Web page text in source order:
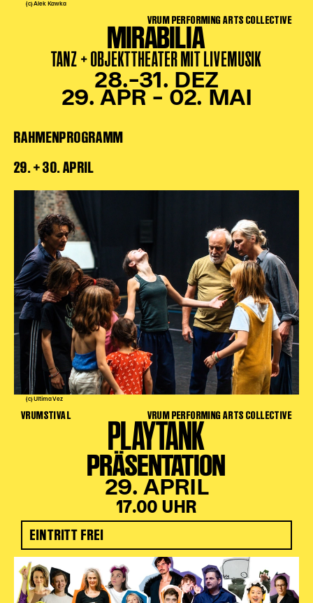
(c) Alek Kawka
VRUM PERFORMING ARTS COLLECTIVE
MIRABILIA
TANZ + OBJEKTTHEATER MIT LIVEMUSIK
28.–31. DEZ
29. APR – 02. MAI
RAHMENPROGRAMM
29. + 30. APRIL
(c) Ultima Vez
VRUMSTIVAL VRUM PERFORMING ARTS COLLECTIVE
PLAYTANK
PRÄSENTATION
29. APRIL
17.00 UHR
EINTRITT FREI